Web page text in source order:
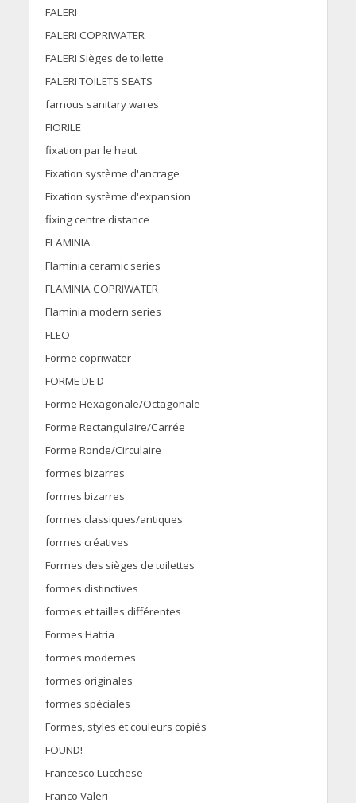
FALERI
FALERI COPRIWATER
FALERI Sièges de toilette
FALERI TOILETS SEATS
famous sanitary wares
FIORILE
fixation par le haut
Fixation système d'ancrage
Fixation système d'expansion
fixing centre distance
FLAMINIA
Flaminia ceramic series
FLAMINIA COPRIWATER
Flaminia modern series
FLEO
Forme copriwater
FORME DE D
Forme Hexagonale/Octagonale
Forme Rectangulaire/Carrée
Forme Ronde/Circulaire
formes bizarres
formes bizarres
formes classiques/antiques
formes créatives
Formes des sièges de toilettes
formes distinctives
formes et tailles différentes
Formes Hatria
formes modernes
formes originales
formes spéciales
Formes, styles et couleurs copiés
FOUND!
Francesco Lucchese
Franco Valeri